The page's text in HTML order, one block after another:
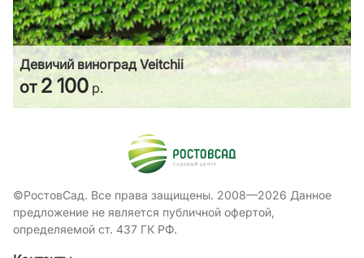
Девичий виноград Veitchii
от 2 100 р.
©РостовСад. Все права защищены. 2008—2026 Данное
предложение не является публичной офертой,
определяемой ст. 437 ГК РФ.